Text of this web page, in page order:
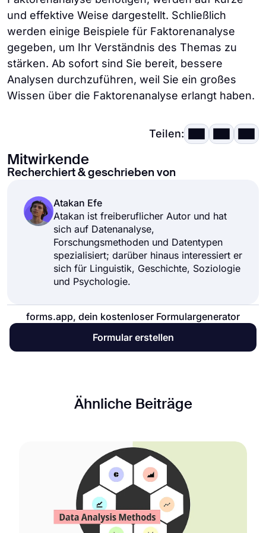
Entwicklung von Hypothesen oder
Werkzeugen:Die Daten müssen
ausreichende Ergebnisse liefern, um
eine Hypothese zu entwickeln. Oder
wenn Sie nicht viel über den Inhalt der
Umfragen oder Interviews wissen, die
werden, sollte die Analyse Ihnen bei
dabei eine große Hilfe.
und effektive Weise dargestellt. Schließlich
werden einige Beispiele für Faktorenanalyse
gegeben, um Ihr Verständnis des Themas zu
stärken. Ab sofort sind Sie bereit, bessere
Analysen durchzuführen, weil Sie ein großes
Wissen über die Faktorenanalyse erlangt haben.
Teilen:
Mitwirkende
Recherchiert & geschrieben von
Atakan Efe
Atakan ist freiberuflicher Autor und hat
sich auf Datenanalyse,
Forschungsmethoden und Datentypen
spezialisiert; darüber hinaus interessiert er
sich für Linguistik, Geschichte, Soziologie
und Psychologie.
forms.app, dein kostenloser Formulargenerator
Formular erstellen
Ähnliche Beiträge